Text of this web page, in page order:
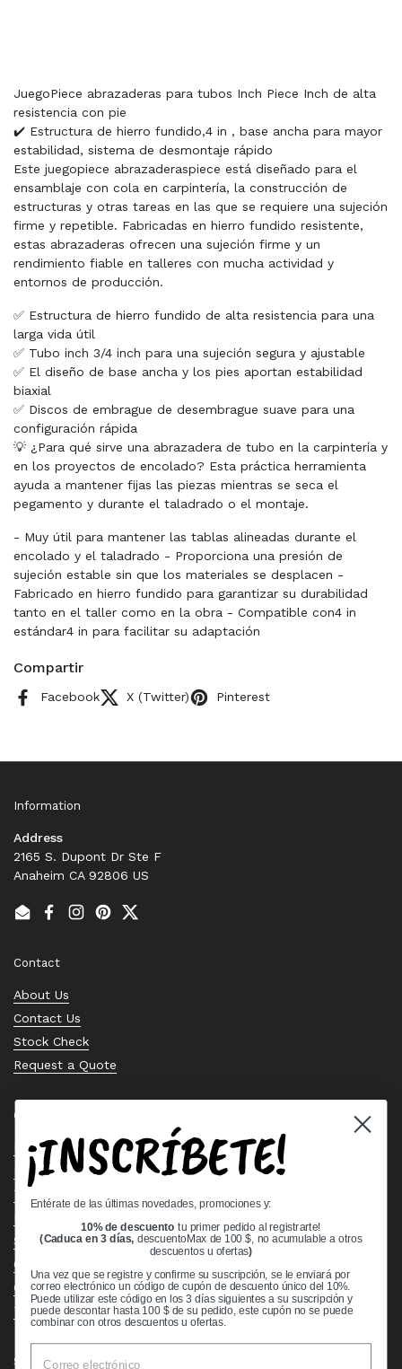
JuegoPiece abrazaderas para tubos Inch Piece Inch de alta
resistencia con pie
✔️ Estructura de hierro fundido,4 in , base ancha para mayor
estabilidad, sistema de desmontaje rápido
Este juegopiece abrazaderaspiece está diseñado para el
ensamblaje con cola en carpintería, la construcción de
estructuras y otras tareas en las que se requiere una sujeción
firme y repetible. Fabricadas en hierro fundido resistente,
estas abrazaderas ofrecen una sujeción firme y un
rendimiento fiable en talleres con mucha actividad y
entornos de producción.
✅ Estructura de hierro fundido de alta resistencia para una
larga vida útil
✅ Tubo inch 3/4 inch para una sujeción segura y ajustable
✅ El diseño de base ancha y los pies aportan estabilidad
biaxial
✅ Discos de embrague de desembrague suave para una
configuración rápida
💡 ¿Para qué sirve una abrazadera de tubo en la carpintería y
en los proyectos de encolado? Esta práctica herramienta
ayuda a mantener fijas las piezas mientras se seca el
pegamento y durante el taladrado o el montaje.
- Muy útil para mantener las tablas alineadas durante el
encolado y el taladrado - Proporciona una presión de
sujeción estable sin que los materiales se desplacen -
Fabricado en hierro fundido para garantizar su durabilidad
tanto en el taller como en la obra - Compatible con4 in
estándar4 in para facilitar su adaptación
Compartir
Facebook X (Twitter) Pinterest
Information
Address
2165 S. Dupont Dr Ste F
Anaheim CA 92806 US
EmailFacebook
Instagram
PinterestTwitter
Contact
About Us
Contact Us
Stock Check
Request a Quote
Quick links
Bearing Knowledge Center
Privacy Policy
Terms & Conditions
Shipping Policy
Open Cookie Banner
Comprehensive Guide to Ball Bearings
Track your Order
Supported payment methods
¡INSCRÍBETE!
Entérate de las últimas novedades, promociones y:
10% de descuento tu primer pedido al registrarte!
(Caduca en 3 días,descuentoMax de 100 $, no acumulable a otros
descuentos u ofertas)
Una vez que se registre y confirme su suscripción, se le enviará por
correo electrónico un código de cupón de descuento único del 10%.
Puede utilizar este código en los 3 días siguientes a su suscripción y
puede descontar hasta 100 $ de su pedido, este cupón no se puede
combinar con otros descuentos u ofertas.